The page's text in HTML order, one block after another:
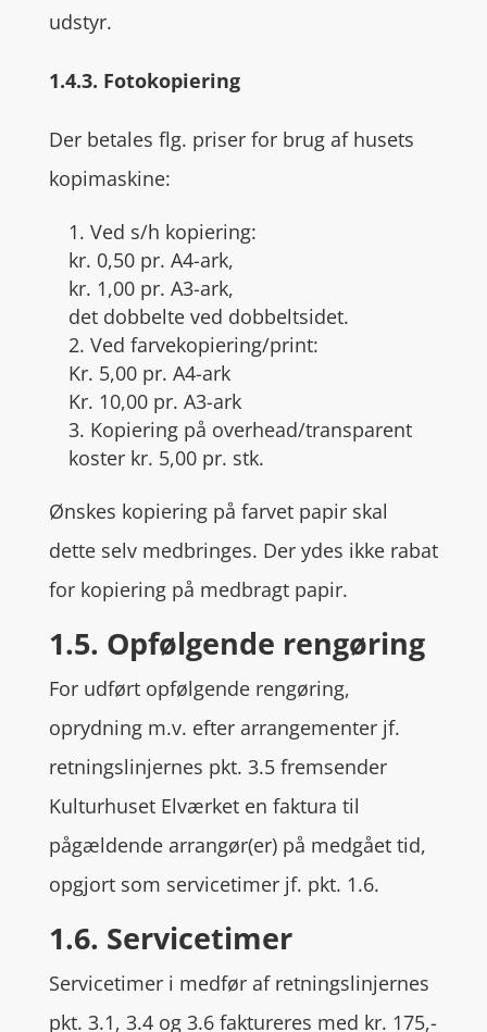
udstyr.
1.4.3. Fotokopiering
Der betales flg. priser for brug af husets
kopimaskine:
1. Ved s/h kopiering:
kr. 0,50 pr. A4-ark,
kr. 1,00 pr. A3-ark,
det dobbelte ved dobbeltsidet.
2. Ved farvekopiering/print:
Kr. 5,00 pr. A4-ark
Kr. 10,00 pr. A3-ark
3. Kopiering på overhead/transparent
koster kr. 5,00 pr. stk.
Ønskes kopiering på farvet papir skal
dette selv medbringes. Der ydes ikke rabat
for kopiering på medbragt papir.
1.5. Opfølgende rengøring
For udført opfølgende rengøring,
oprydning m.v. efter arrangementer jf.
retningslinjernes pkt. 3.5 fremsender
Kulturhuset Elværket en faktura til
pågældende arrangør(er) på medgået tid,
opgjort som servicetimer jf. pkt. 1.6.
1.6. Servicetimer
Servicetimer i medfør af retningslinjernes
pkt. 3.1, 3.4 og 3.6 faktureres med kr. 175,-